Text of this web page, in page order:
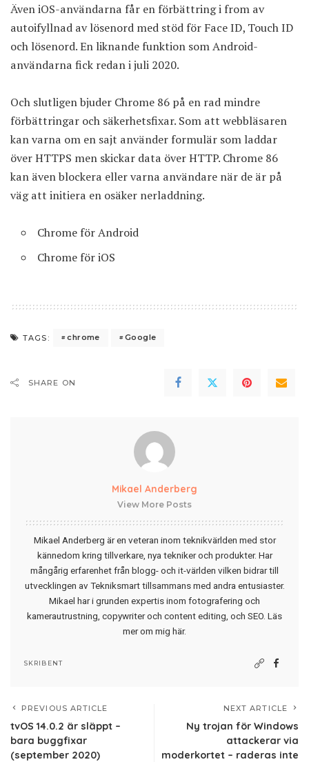
Även iOS-användarna får en förbättring i from av
autoifyllnad av lösenord med stöd för Face ID, Touch ID
och lösenord. En liknande funktion som Android-
användarna fick redan i juli 2020.
Och slutligen bjuder Chrome 86 på en rad mindre
förbättringar och säkerhetsfixar. Som att webbläsaren
kan varna om en sajt använder formulär som laddar
över HTTPS men skickar data över HTTP. Chrome 86
kan även blockera eller varna användare när de är på
väg att initiera en osäker nerladdning.
Chrome för Android
Chrome för iOS
TAGS: chrome Google
SHARE ON
Mikael Anderberg
View More Posts
Mikael Anderberg är en veteran inom teknikvärlden med stor
kännedom kring tillverkare, nya tekniker och produkter. Har
mångårig erfarenhet från blogg- och it-världen vilken bidrar till
utvecklingen av Tekniksmart tillsammans med andra entusiaster.
Mikael har i grunden expertis inom fotografering och
kamerautrustning, copywriter och content editing, och SEO. Läs
mer om mig här.
SKRIBENT
PREVIOUS ARTICLE
tvOS 14.0.2 är släppt –
bara buggfixar
(september 2020)
NEXT ARTICLE
Ny trojan för Windows
attackerar via
moderkortet – raderas inte